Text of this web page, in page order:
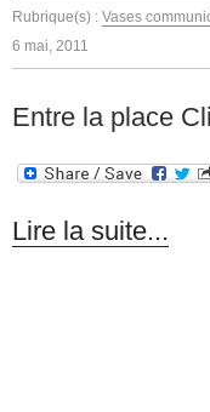
Rubrique(s) : Vases
6 mai, 2011
Entre la place
Lire la suite...